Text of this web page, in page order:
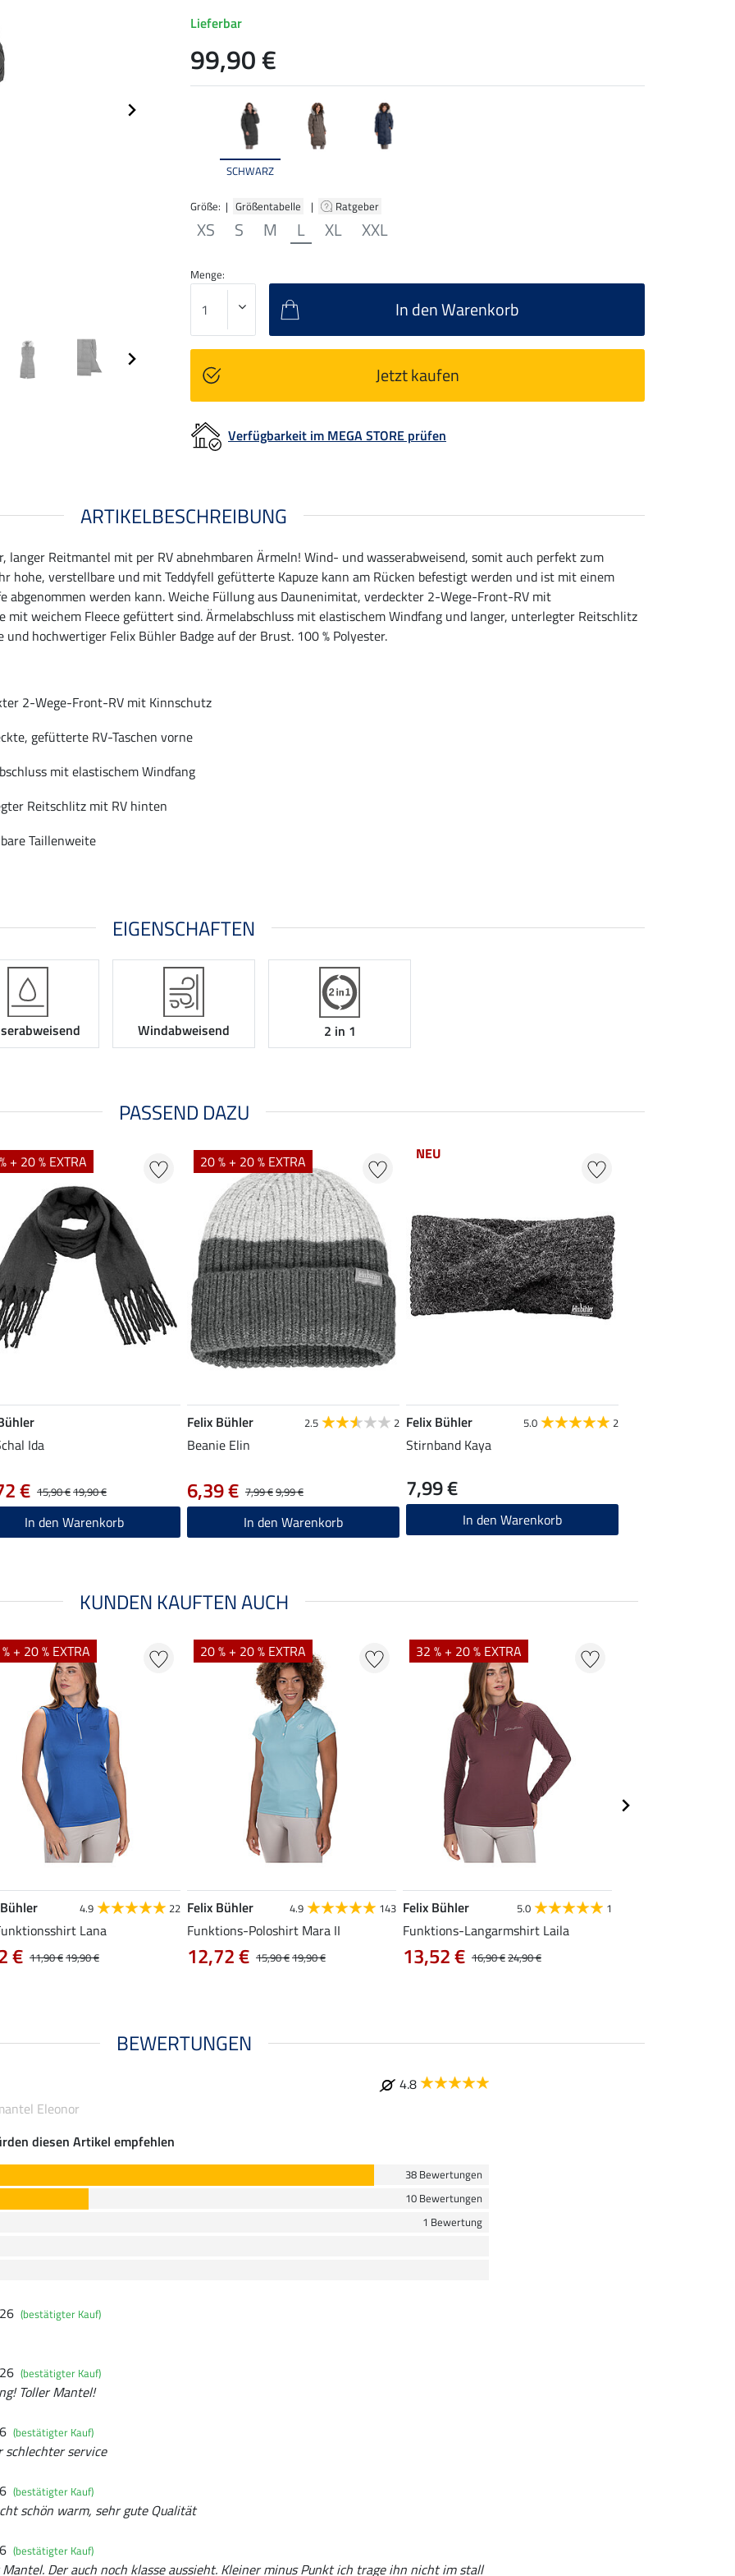
SCHWARZ
Größe: | Größentabelle | Ratgeber
XS S M L XL XXL
Lieferbar
99,90 €
Menge:
In den Warenkorb
Jetzt kaufen
Verfügbarkeit im MEGA STORE prüfen
ARTIKELBESCHREIBUNG
langer Reitmantel mit per RV abnehmbaren Ärmeln! Wind- und wasserabweisend, somit auch perfekt zum
hohe, verstellbare und mit Teddyfell gefütterte Kapuze kann am Rücken befestigt werden und ist mit einem
abgenommen werden kann. Weiche Füllung aus Daunenimitat, verdeckter 2-Wege-Front-RV mit
mit weichem Fleece gefüttert sind. Ärmelabschluss mit elastischem Windfang und langer, unterlegter Reitschlitz
hochwertiger Felix Bühler Badge auf der Brust. 100 % Polyester.
2-Wege-Front-RV mit Kinnschutz
gefütterte RV-Taschen vorne
mit elastischem Windfang
Reitschlitz mit RV hinten
Taillenweite
EIGENSCHAFTEN
Windabweisend 2 in 1
PASSEND DAZU
+ 20 % EXTRA
Ida
15,90 €19,90 €
€
In den Warenkorb
20 % + 20 % EXTRA
Felix Bühler 2.5 2
Beanie Elin
7,99 €9,99 €
6,39 €
In den Warenkorb
NEU
Felix Bühler 5.0 2
Stirnband Kaya
7,99 €
In den Warenkorb
KUNDEN KAUFTEN AUCH
+ 20 % EXTRA
4.9 22
Lana
11,90 €19,90 €
€
20 % + 20 % EXTRA
Felix Bühler 4.9 143
Funktions-Poloshirt Mara II
15,90 €19,90 €
12,72 €
32 % + 20 % EXTRA
Felix Bühler 5.0 1
Funktions-Langarmshirt Laila
16,90 €24,90 €
13,52 €
BEWERTUNGEN
4.8
Eleonor
diesen Artikel empfehlen
38 Bewertungen
10 Bewertungen
1 Bewertung
(bestätigter Kauf)
(bestätigter Kauf)
Toller Mantel!
(bestätigter Kauf)
schlechter service
(bestätigter Kauf)
schön warm, sehr gute Qualität
(bestätigter Kauf)
Der auch noch klasse aussieht. Kleiner minus Punkt ich trage ihn nicht im stall